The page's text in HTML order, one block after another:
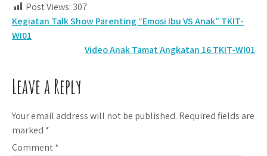
Post Views: 307
Post
navigation
Kegiatan Talk Show Parenting “Emosi Ibu VS Anak” TKIT-
WI01
Video Anak Tamat Angkatan 16 TKIT-WI01
Leave a Reply
Your email address will not be published. Required fields are
marked *
Comment*